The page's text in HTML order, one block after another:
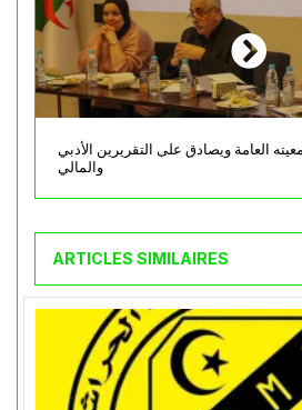
العامة ويصادق على التقريرين الأدبي
والمالي
ARTICLES SIMILAIRES